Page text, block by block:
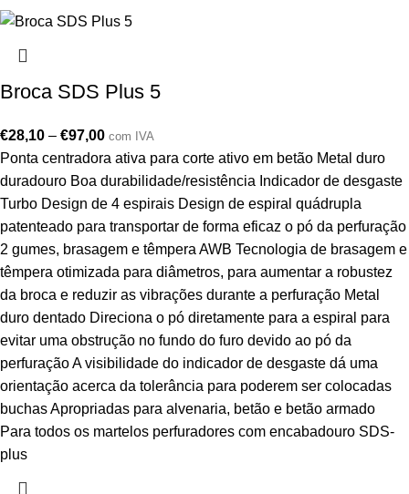
Broca SDS Plus 5
€28,10 – €97,00 com IVA
Ponta centradora ativa para corte ativo em betão Metal duro
duradouro Boa durabilidade/resistência Indicador de desgaste
Turbo Design de 4 espirais Design de espiral quádrupla
patenteado para transportar de forma eficaz o pó da perfuração
2 gumes, brasagem e têmpera AWB Tecnologia de brasagem e
têmpera otimizada para diâmetros, para aumentar a robustez
da broca e reduzir as vibrações durante a perfuração Metal
duro dentado Direciona o pó diretamente para a espiral para
evitar uma obstrução no fundo do furo devido ao pó da
perfuração A visibilidade do indicador de desgaste dá uma
orientação acerca da tolerância para poderem ser colocadas
buchas Apropriadas para alvenaria, betão e betão armado
Para todos os martelos perfuradores com encabadouro SDS-
plus